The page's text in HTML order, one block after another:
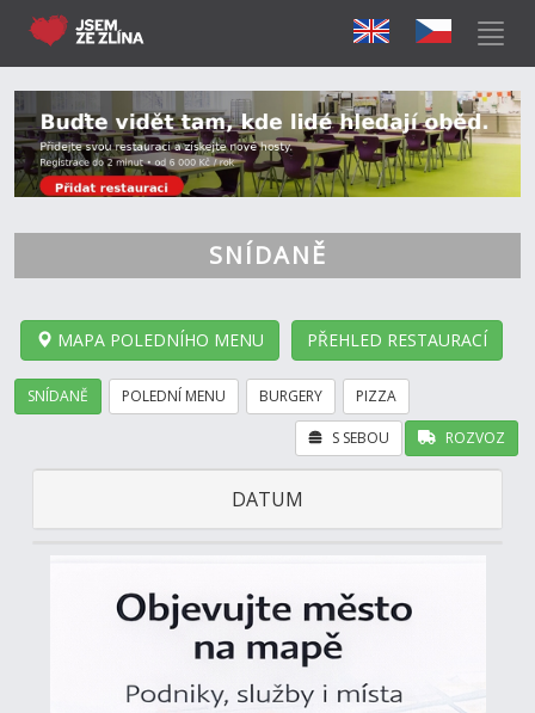
SNÍDANĚ
MAPA POLEDNÍHO MENU PŘEHLED RESTAURACÍ
SNÍDANĚ POLEDNÍ MENU BURGERY PIZZA
ROZVOZ
S SEBOU
DATUM